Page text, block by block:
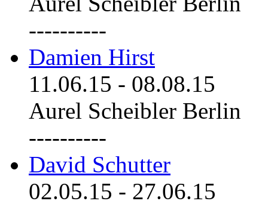
----------
Damien Hirst
11.06.15 - 08.08.15
Aurel Scheibler Berlin
----------
David Schutter
02.05.15 - 27.06.15